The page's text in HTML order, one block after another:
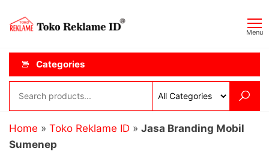
content
ID
Menu
Categories
Home » Toko Reklame ID » Jasa Branding Mobil
Sumenep